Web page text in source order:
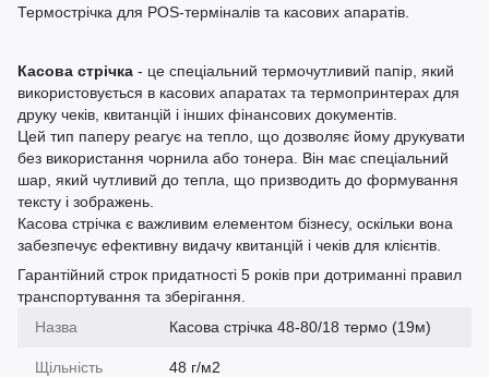
Термострічка для POS-терміналів та касових апаратів.
Касова стрічка - це спеціальний термочутливий папір, який
використовується в касових апаратах та термопринтерах для
друку чеків, квитанцій і інших фінансових документів.
Цей тип паперу реагує на тепло, що дозволяє йому друкувати
без використання чорнила або тонера. Він має спеціальний
шар, який чутливий до тепла, що призводить до формування
тексту і зображень.
Касова стрічка є важливим елементом бізнесу, оскільки вона
забезпечує ефективну видачу квитанцій і чеків для клієнтів.
Гарантійний строк придатності 5 років при дотриманні правил
транспортування та зберігання.
Назва
Касова стрічка 48-80/18 термо (19м)
Щільність 48 г/м2